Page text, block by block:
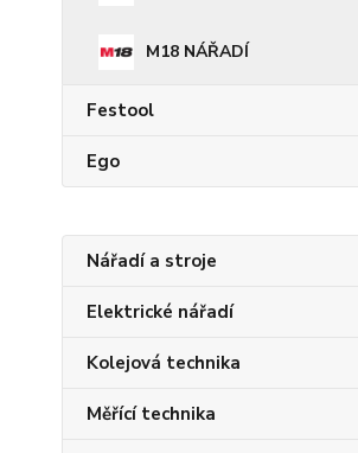
M18 NÁŘADÍ
Festool
Ego
Nářadí a stroje
Elektrické nářadí
Kolejová technika
Měřící technika